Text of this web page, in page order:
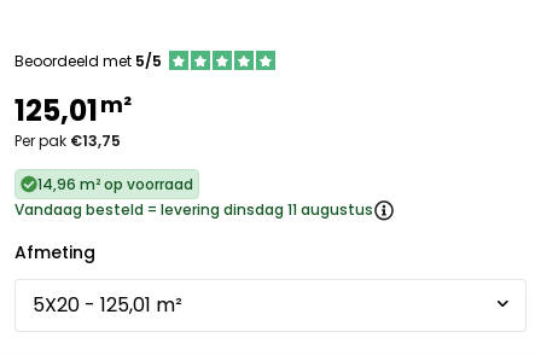
Beoordeeld met 5/5
125,01m²
Per pak €13,75
14,96 m² op voorraad
Vandaag besteld = levering dinsdag 11 augustus
Afmeting